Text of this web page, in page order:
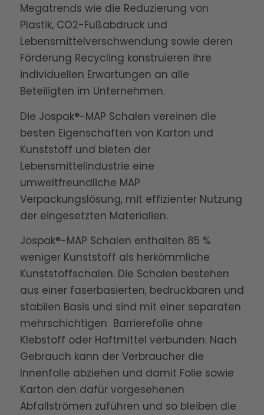
Megatrends wie die Reduzierung von
Plastik, CO2-Fußabdruck und
Lebensmittelverschwendung sowie deren
Förderung Recycling konstruieren ihre
individuellen Erwartungen an alle
Beteiligten im Unternehmen.
Die Jospak®-MAP Schalen vereinen die
besten Eigenschaften von Karton und
Kunststoff und bieten der
Lebensmittelindustrie eine
umweltfreundliche MAP
Verpackungslösung, mit effizienter Nutzung
der eingesetzten Materialien.
Jospak®-MAP Schalen enthalten 85 %
weniger Kunststoff als herkömmliche
Kunststoffschalen. Die Schalen bestehen
aus einer faserbasierten, bedruckbaren und
stabilen Basis und sind mit einer separaten
mehrschichtigen Barrierefolie ohne
Klebstoff oder Haftmittel verbunden. Nach
Gebrauch kann der Verbraucher die
Innenfolie abziehen und damit Folie sowie
Karton den dafür vorgesehenen
Abfallströmen zuführen und so bleiben die